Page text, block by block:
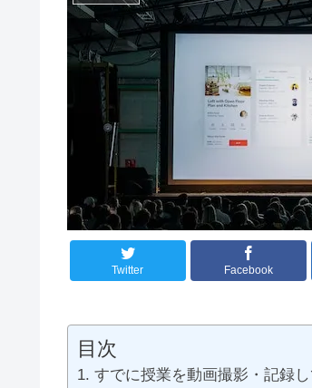
Twitter Facebook
目次
すでに授業を動画撮影・記録